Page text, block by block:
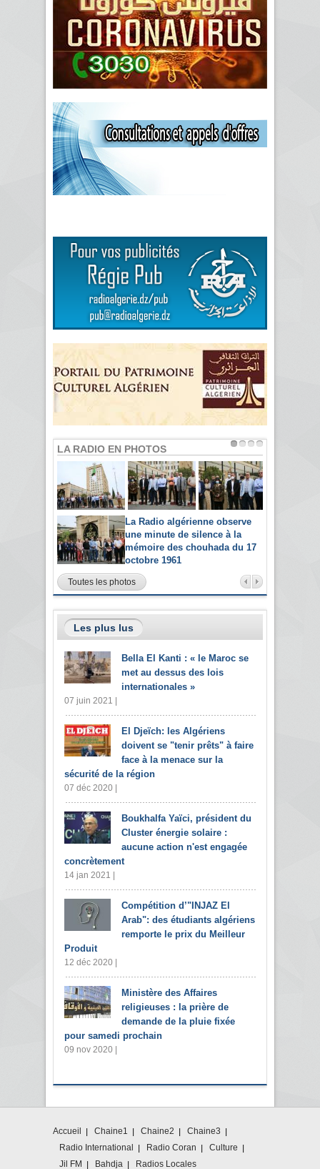
LA RADIO EN PHOTOS
La Radio algérienne observe
une minute de silence à la
mémoire des chouhada du 17
octobre 1961
Toutes les photos
Les plus lus
Bella El Kanti : « le Maroc se
met au dessus des lois
internationales »
07 juin 2021 |
El Djeïch: les Algériens
doivent se "tenir prêts" à faire
face à la menace sur la
sécurité de la région
07 déc 2020 |
Boukhalfa Yaïci, président du
Cluster énergie solaire :
aucune action n'est engagée
concrètement
14 jan 2021 |
Compétition d’"INJAZ El
Arab": des étudiants algériens
remporte le prix du Meilleur
Produit
12 déc 2020 |
Ministère des Affaires
religieuses : la prière de
demande de la pluie fixée
pour samedi prochain
09 nov 2020 |
Accueil Chaine1 Chaine2
Chaine3
Radio International
Radio Coran
Culture
Jil FM
Bahdja Radios Locales